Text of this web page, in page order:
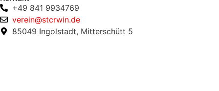
+49 841 9934769
verein@stcrwin.de
85049 Ingolstadt, Mitterschütt 5